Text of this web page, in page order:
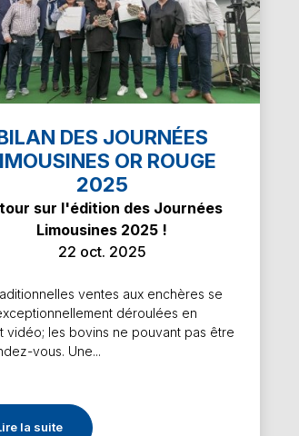
En savoir plus
DES JOURNÉES
OR ROUGE
2025
sur l'édition des Journées
Limousines 2025 !
22 oct. 2025
ventes aux enchères se
déroulées en
vidéo; les bovins ne pouvant pas être
vous. Une...
la suite